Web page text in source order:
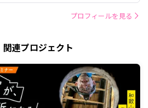
プロフィールを見る
関連プロジェクト